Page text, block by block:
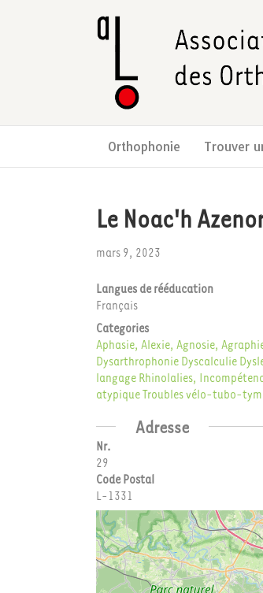
Orthophonie Trouver
Le Noac'h
mars 9, 2023
Langues de rééducation
Français
Categories
Aphasie, Alexie, Agnosie,
Dysarthrophonie Dyscalculie
langage Rhinolalies,
atypiqueTroubles vélo-tubo-
Adresse
Nr.
29
Code Postal
L-1331